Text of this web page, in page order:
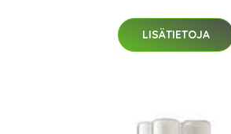
LISÄTIETOJA